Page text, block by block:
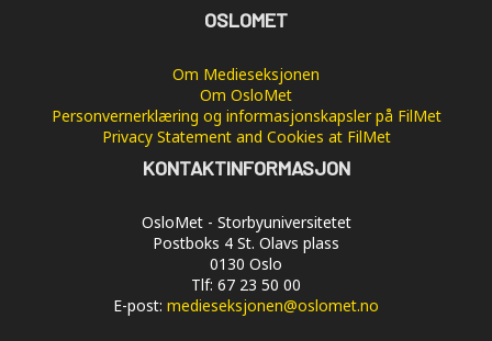
OSLOMET
Om Medieseksjonen
Om OsloMet
Personvernerklæring og informasjonskapsler på FilMet
Privacy Statement and Cookies at FilMet
KONTAKTINFORMASJON
OsloMet - Storbyuniversitetet
Postboks 4 St. Olavs plass
0130 Oslo
Tlf: 67 23 50 00
E-post: medieseksjonen@oslomet.no